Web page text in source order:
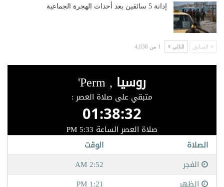
إدانة 5 سائقين بعد أحداث الهجرة الجماعية
السابق التالي 1 من 4,038